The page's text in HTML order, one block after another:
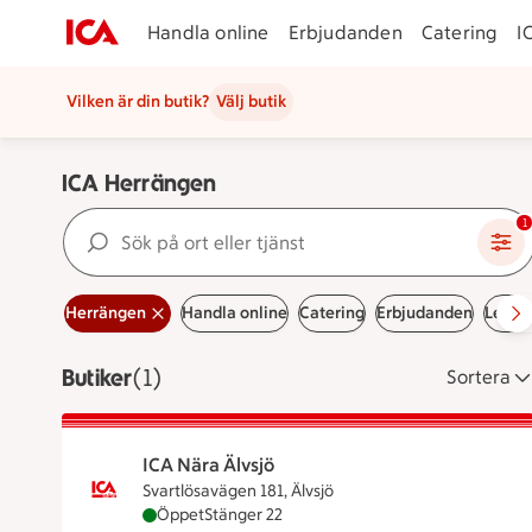
Handla online Erbjudanden Catering
Vilken är din butik? Välj butik
ICA Herrängen
Sök på ort eller tjänst 1
Herrängen Handla online Catering Erbjudanden
ButikerVisar 1 stycken
(1) Sortera
ICA Nära Älvsjö
Svartlösavägen 181, Älvsjö
ICA Nära Älvsjö är öppen nu, stänger klockan
ÖppetStänger 22